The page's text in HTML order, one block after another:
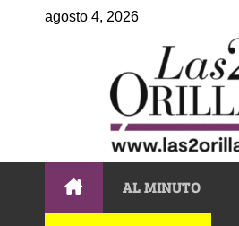
agosto 4, 2026
AL MINUTO